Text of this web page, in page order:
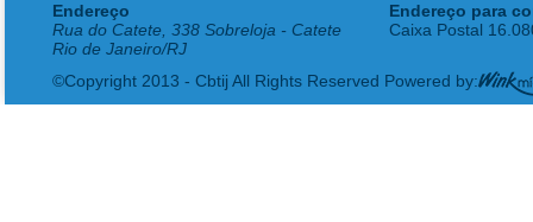
Endereço
Rua do Catete, 338 Sobreloja - Catete
Rio de Janeiro/RJ
Endereço para
Caixa Postal
©Copyright 2013 - Cbtij All Rights Reserved Powered by: